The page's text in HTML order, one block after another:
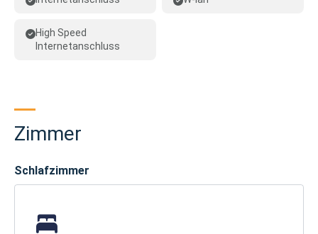
High Speed
Internetanschluss
Zimmer
Schlafzimmer